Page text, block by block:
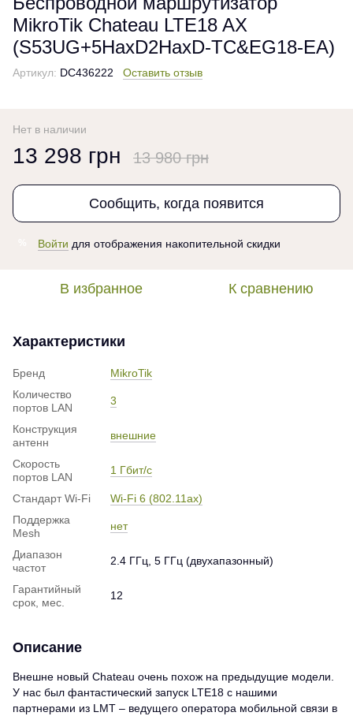
MikroTik Chateau LTE18 AX
(S53UG+5HaxD2HaxD-TC&EG18-EA)
Артикул: DC436222 Оставить отзыв
Нет в наличии
13 298 грн 13 980 грн
Сообщить, когда появится
Войти для отображения накопительной скидки
В избранное К сравнению
Характеристики
Бренд
MikroTik
Количество
портов LAN
3
Конструкция
антенн
внешние
Скорость
портов LAN
1 Гбит/с
Стандарт Wi-Fi
Wi-Fi 6 (802.11ax)
Поддержка
Mesh
нет
Диапазон
частот
2.4 ГГц, 5 ГГц (двухапазонный)
Гарантийный
срок, мес.
12
Описание
Внешне новый Chateau очень похож на предыдущие модели.
У нас был фантастический запуск LTE18 с нашими
партнерами из LMT – ведущего оператора мобильной связи в